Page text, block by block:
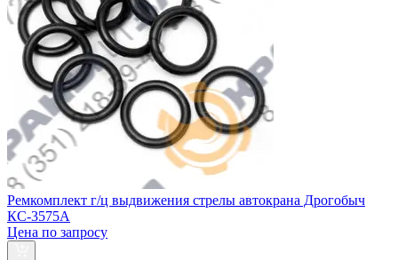
Ремкомплект г/ц выдвижения стрелы автокрана Дрогобыч
КС-3575А
Цена по запросу